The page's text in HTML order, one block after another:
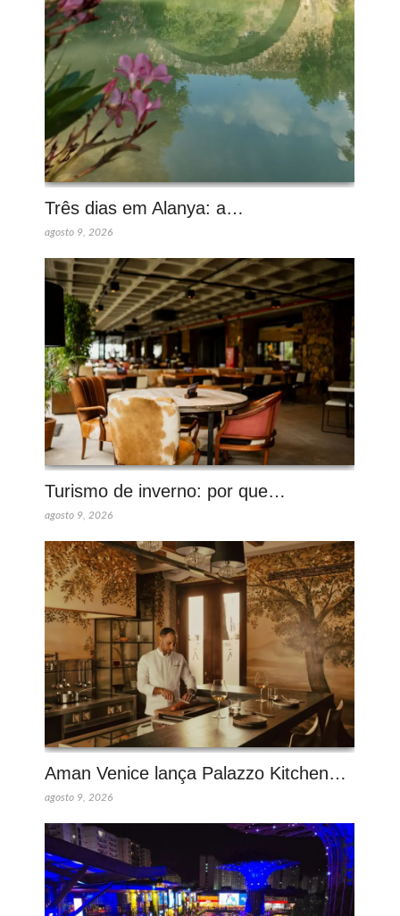
Três dias em Alanya: a…
agosto 9, 2026
Turismo de inverno: por que…
agosto 9, 2026
Aman Venice lança Palazzo Kitchen…
agosto 9, 2026